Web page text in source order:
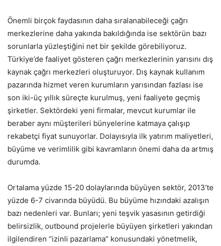
Önemli birçok faydasının daha sıralanabileceği çağrı
merkezlerine daha yakında bakıldığında ise sektörün bazı
sorunlarla yüzleştiğini net bir şekilde görebiliyoruz.
Türkiye’de faaliyet gösteren çağrı merkezlerinin yarısını dış
kaynak çağrı merkezleri oluşturuyor. Dış kaynak kullanım
pazarında hizmet veren kurumların yarısından fazlası ise
son iki-üç yıllık süreçte kurulmuş, yeni faaliyete geçmiş
şirketler. Sektördeki yeni firmalar, mevcut kurumlar ile
beraber aynı müşterileri bünyelerine katmaya çalışıp
rekabetçi fiyat sunuyorlar. Dolayısıyla ilk yatırım maliyetleri,
büyüme ve verimlilik gibi kavramların önemi daha da artmış
durumda.
Ortalama yüzde 15-20 dolaylarında büyüyen sektör, 2013’te
yüzde 6-7 civarında büyüdü. Bu büyüme hızındaki azalışın
bazı nedenleri var. Bunları; yeni teşvik yasasının getirdiği
belirsizlik, outbound projelerle büyüyen şirketleri yakından
ilgilendiren “izinli pazarlama” konusundaki yönetmelik,